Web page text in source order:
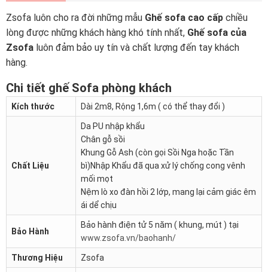
Zsofa luôn cho ra đời những mẫu Ghế sofa cao cấp chiều
lòng được những khách hàng khó tính nhất, Ghế sofa của
Zsofa luôn đảm bảo uy tín và chất lượng đến tay khách
hàng.
Chi tiết ghế Sofa phòng khách
Kích thước Dài 2m8, Rộng 1,6m ( có thể thay đổi )
Chất Liệu
Da PU nhập khẩu
Chân gỗ sồi
Khung Gỗ Ash (còn gọi Sồi Nga hoặc Tần
bì)Nhập Khẩu đã qua xử lý chống cong vênh
mối mọt
Nệm lò xo đàn hồi 2 lớp, mang lại cảm giác êm
ái dể chịu
Bảo Hành
Bảo hành điện tử 5 năm ( khung, mút ) tại
www.zsofa.vn/baohanh/
Thương Hiệu Zsofa